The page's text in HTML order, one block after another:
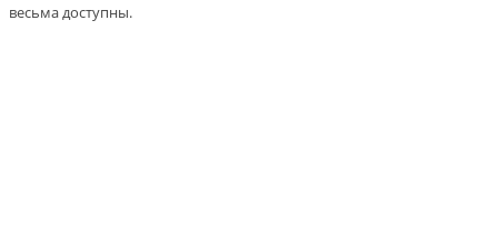
весьма доступны.